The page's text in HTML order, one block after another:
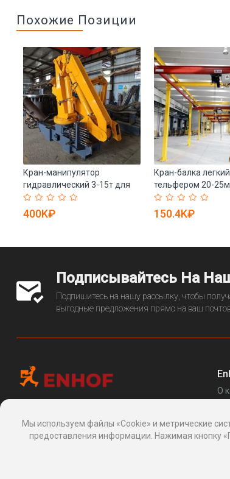
Похожие Позиции
Кран-манипулятор
гидравлический 3-15т для
грузовиков (арт. 25-
19081102)
400K₽
Кран-балка
тельфером 20-25м
19081225)
150.4K₽
Подписывайтесь На
Подпишитесь на нашу рассылку, чтобы
выгодные предложения прямо на ваш
, 24, Макаренко, Сочи, Краснодарский
край 354003, Россия
О
Мы используем файлы «Cookie» и метрические
предоставления информации. Нажимая кнопку